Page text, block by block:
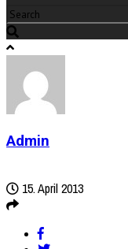
Admin
15. April 2013